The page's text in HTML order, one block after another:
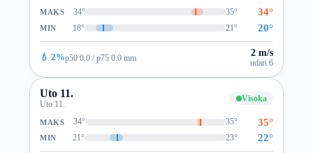
MAKS 34° 35° 34°
MIN 18° 21° 20°
💧 2%p50 0.0 / p75 0.0 mm 2 m/s
udari 6
Uto 11.
Uto 11.
Visoka
MAKS 34° 35° 35°
MIN 21° 23° 22°